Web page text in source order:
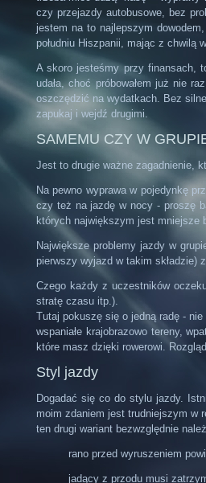
czy przejazdy autobusowe, bez
jestem na to najlepszym
południu Hiszpanii, mając z chwilą
A skoro jesteśmy przy finansach,
udała, choć próbowałem już nie
oszczędzić na wydatkach. Bez
zapukaj i wejdź drugimi.
SAMEMU CZY W
Jest to drugie ważne zagadnienie,
Na pewno wyprawa w pojedynkę
czy też na jazdę w nocy - proszę
których największym jest mniejsze
Największe problemy jazdy w
pierwszy wyjazd w takim składzie)
Czego każdy z uczestników
stratę czasu itp.).
Tutaj pokuszę się o jedną radę -
wspaniałe krajobrazowo tereny,
które masz dzięki rowerowi.
Styl jazdy
Dogadać się co do stylu jazdy.
moim zdaniem jest trudniejszym w
ten drugi wariant bezwzględnie
rano przed wyruszeniem
jadący z przodu musi